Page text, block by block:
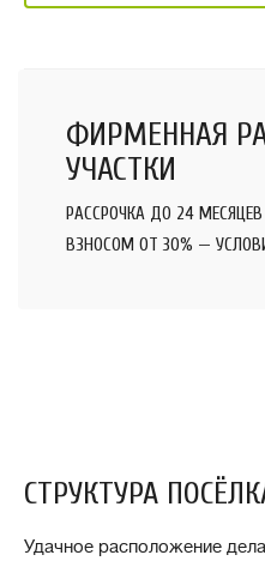
ФИРМЕННАЯ
УЧАСТКИ
РАССРОЧКА ДО 24
ВЗНОСОМ ОТ 30% —
СТРУКТУРА
Удачное расположение